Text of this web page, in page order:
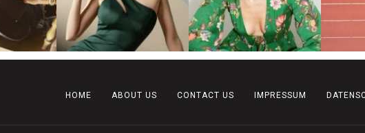
HOME ABOUT US CONTACT US IMPRESSUM